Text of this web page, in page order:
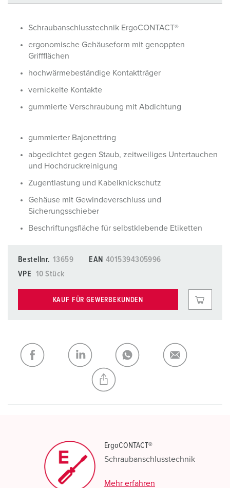
Schraubanschlusstechnik ErgoCONTACT®
ergonomische Gehäuseform mit genoppten
Griffflächen
hochwärmebeständige Kontaktträger
vernickelte Kontakte
gummierte Verschraubung mit Abdichtung
gummierter Bajonettring
abgedichtet gegen Staub, zeitweiliges Untertauchen
und Hochdruckreinigung
Zugentlastung und Kabelknickschutz
Gehäuse mit Gewindeverschluss und
Sicherungsschieber
Beschriftungsfläche für selbstklebende Etiketten
Bestellnr. 13659 EAN 4015394305996
VPE
10 Stück
KAUF FÜR GEWERBEKUNDEN
ErgoCONTACT®
Schraubanschlusstechnik
Mehr erfahren